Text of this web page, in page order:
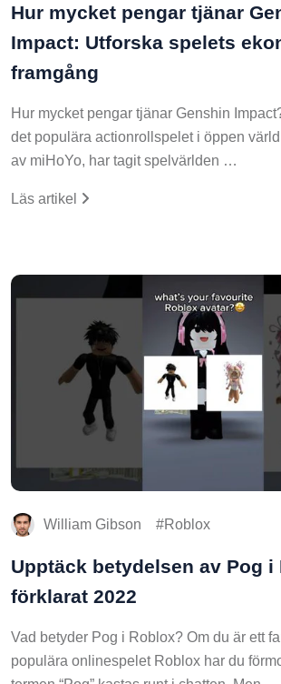
Hur mycket pengar tjänar
Impact: Utforska spelets
framgång
Hur mycket pengar tjänar Genshin
det populära actionrollspelet i öppen
av miHoYo, har tagit spelvärlden …
Läs artikel
William Gibson Roblox
Upptäck betydelsen av Pog i
förklarat 2022
Vad betyder Pog i Roblox? Om du är ett
populära onlinespelet Roblox har du